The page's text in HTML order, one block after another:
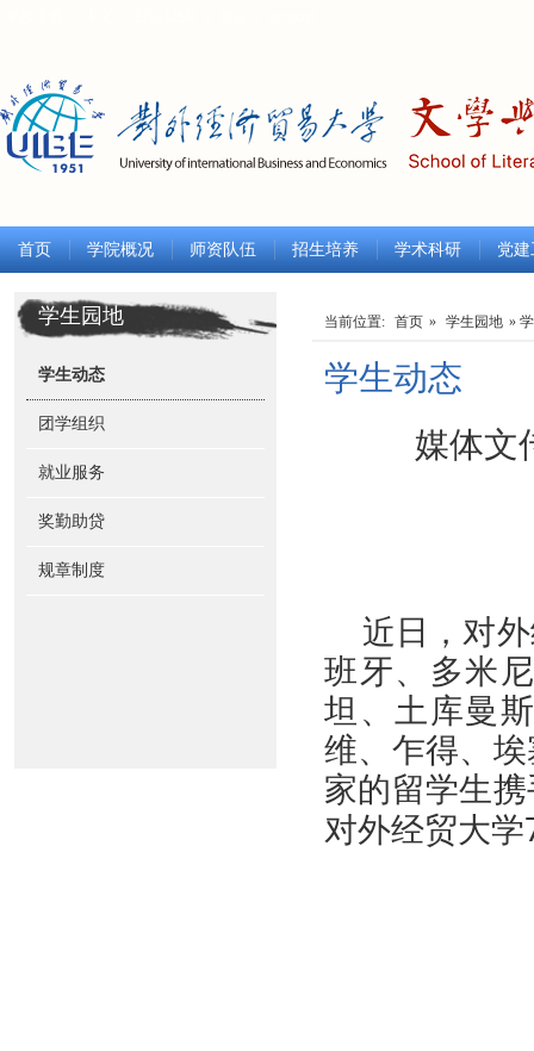
首页 学院概况 师资队伍 招生培养 学术科研 党
学生园地
学生动态
团学组织
就业服务
奖勤助贷
规章制度
当前位置: 首页 » 学生园地 »
学生动态
媒体文
近 日，对
班牙、多米
坦、土库曼
维、乍得、
家的留学生
对外经贸大学